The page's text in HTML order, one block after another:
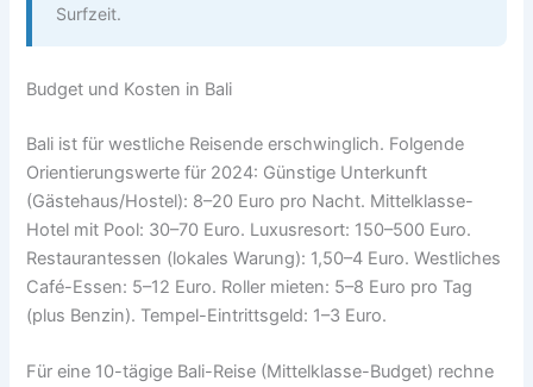
Surfzeit.
Budget und Kosten in Bali
Bali ist für westliche Reisende erschwinglich. Folgende
Orientierungswerte für 2024: Günstige Unterkunft
(Gästehaus/Hostel): 8–20 Euro pro Nacht. Mittelklasse-
Hotel mit Pool: 30–70 Euro. Luxusresort: 150–500 Euro.
Restaurantessen (lokales Warung): 1,50–4 Euro. Westliches
Café-Essen: 5–12 Euro. Roller mieten: 5–8 Euro pro Tag
(plus Benzin). Tempel-Eintrittsgeld: 1–3 Euro.
Für eine 10-tägige Bali-Reise (Mittelklasse-Budget) rechne